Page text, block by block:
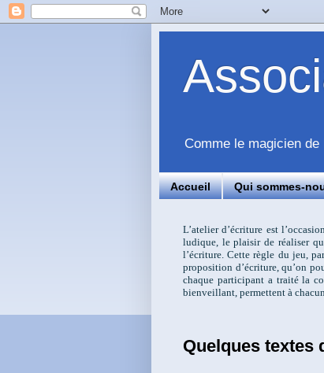
Comme le magicien
Accueil Qui sommes-
L’atelier d’écriture est
ludique, le plaisir de réaliser
l’écriture. Cette règle du jeu,
proposition d’écriture, qu’on
chaque participant a traité la
bienveillant, permettent à
Quelques textes